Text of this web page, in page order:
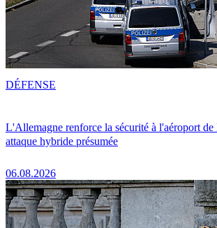
L'Allemagne renforce la sécurité à l'aéroport de
attaque hybride présumée
06.08.2026
DÉFENSE